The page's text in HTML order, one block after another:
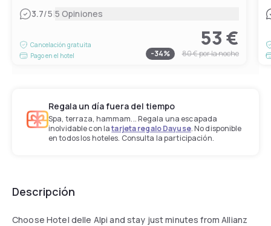
3.7/5|5 Opiniones
Cancelación gratuita
Pago en el hotel
53 €
-34% 80 €por la noche
Regala un día fuera del tiempo
Spa, terraza, hammam... Regala una escapada
inolvidable con latarjeta regalo Dayuse. No disponible
en todos los hoteles. Consulta la participación.
Descripción
Choose Hotel delle Alpi and stay just minutes from Allianz